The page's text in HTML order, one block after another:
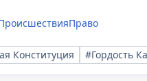
Право
Конституция #Гордость